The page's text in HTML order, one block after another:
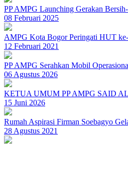
PP AMPG Launching Gerakan
08 Februari 2025
AMPG Kota Bogor Peringati HUT
12 Februari 2021
PP AMPG Serahkan Mobil
06 Agustus 2026
KETUA UMUM PP AMPG SAID
15 Juni 2026
Rumah Aspirasi Firman Soebagyo
28 Agustus 2021